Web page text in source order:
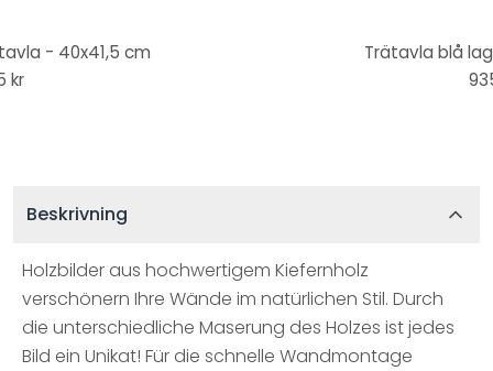
- 40x41,5 cm
kr
Trätavla blå
Beskrivning
Holzbilder aus hochwertigem Kiefernholz
verschönern Ihre Wände im natürlichen Stil. Durch
die unterschiedliche Maserung des Holzes ist jedes
Bild ein Unikat! Für die schnelle Wandmontage